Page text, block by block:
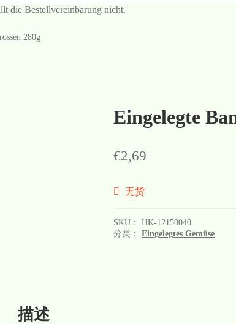
die Bestellvereinbarung nicht.
280g
Eingelegte
€2,69
无货
SKU： HK-12150040
分类： Eingelegtes Gemüse
描述